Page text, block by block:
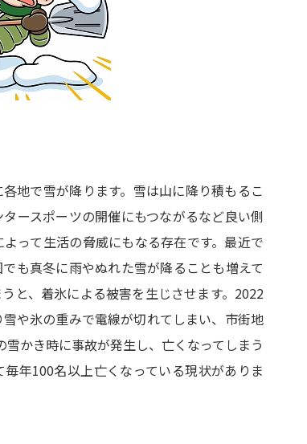
大学で学べる内容や特
新増設大学・学部・学科特集
データサイエンス特集
進路の３択
新学年スタート
新学年スタート号特集ページ
SELFBRAND特集ページ
オープンキャンパスな
地で雪が降ります。雪は山に降り積もるこ
ースポーツの開催にもつながるなど良い側
って生活の脅威にもなる存在です。最近で
も真冬に雨やぬれた雪が降ることも増えて
と、着氷による被害を生じさせます。2022
や氷の重みで電線が切れてしまい、市街地
かき時に事故が発生し、亡くなってしまう
年100名以上亡くなっている現状がありま